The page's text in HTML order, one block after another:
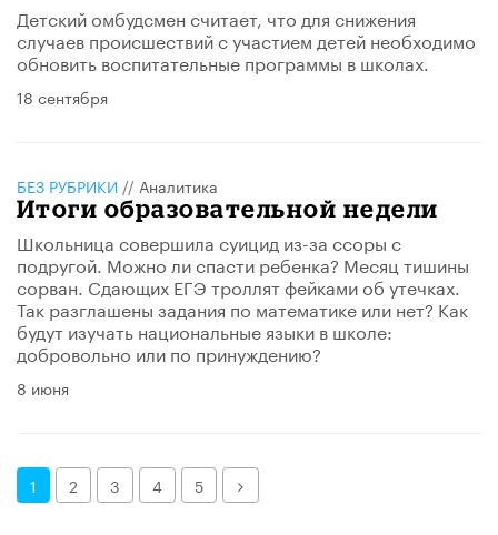
Детский омбудсмен считает, что для снижения
случаев происшествий с участием детей необходимо
обновить воспитательные программы в школах.
18 сентября
БЕЗ РУБРИКИ // Аналитика
Итоги образовательной недели
Школьница совершила суицид из-за ссоры с
подругой. Можно ли спасти ребенка? Месяц тишины
сорван. Сдающих ЕГЭ троллят фейками об утечках.
Так разглашены задания по математике или нет? Как
будут изучать национальные языки в школе:
добровольно или по принуждению?
8 июня
1 2 3 4 5 Далее